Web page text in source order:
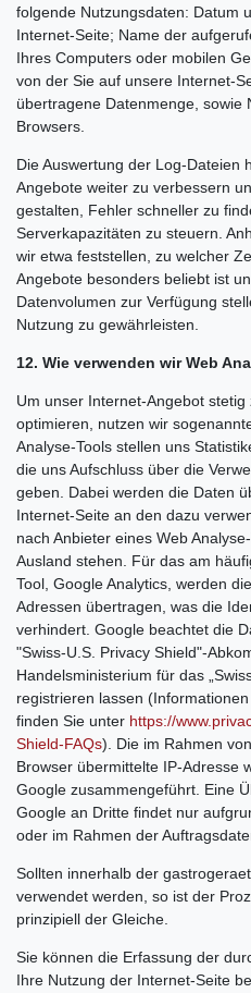
folgende Nutzungsdaten: Datum
Internet-Seite; Name der
Ihres Computers oder mobilen
von der Sie auf unsere Internet-
übertragene Datenmenge, sowie
Browsers.
Die Auswertung der Log-Dateien
Angebote weiter zu verbessern
gestalten, Fehler schneller zu
Serverkapazitäten zu steuern.
wir etwa feststellen, zu welcher
Angebote besonders beliebt ist
Datenvolumen zur Verfügung
Nutzung zu gewährleisten.
12. Wie verwenden wir Web
Um unser Internet-Angebot
optimieren, nutzen wir
Analyse-Tools stellen uns
die uns Aufschluss über die
geben. Dabei werden die Daten
Internet-Seite an den dazu
nach Anbieter eines Web
Ausland stehen. Für das am
Tool, Google Analytics, werden
Adressen übertragen, was die
verhindert. Google beachtet die
"Swiss-U.S. Privacy Shield"-
Handelsministerium für das
registrieren lassen
finden Sie unter https://
Shield-FAQs). Die im Rahmen
Browser übermittelte IP-Adresse
Google zusammengeführt. Eine
Google an Dritte findet nur
oder im Rahmen der
Sollten innerhalb der
verwendet werden, so ist der
prinzipiell der Gleiche.
Sie können die Erfassung der
Ihre Nutzung der Internet-Seite